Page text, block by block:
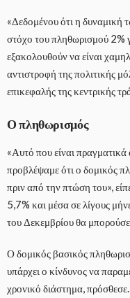
«Δεδομένου ότι η δυναμική
στόχο του πληθωρισμού 2%
εξακολουθούν να είναι
αντιστροφή της πολιτικής
επικεφαλής της κεντρικής
Ο πληθωρισμός
«Αυτό που είναι πραγματικά
προβλέψαμε ότι ο δομικός
πριν από την πτώση του»,
5,7% και μέσα σε λίγους
του Δεκεμβρίου θα
Ο δομικός βασικός
υπάρχει ο κίνδυνος να
χρονικό διάστημα, πρόσθεσε.